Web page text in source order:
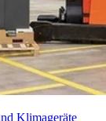
Klimageräte